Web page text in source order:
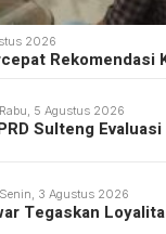
2026
Rekomendasi
Rabu, 5 Agustus 2026
Sulteng
Senin, 3 Agustus 2026
Tegaskan